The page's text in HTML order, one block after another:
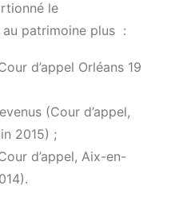
le
au patrimoine plus :
d’appel Orléans 19
(Cour d’appel,
2015) ;
d’appel, Aix-en-